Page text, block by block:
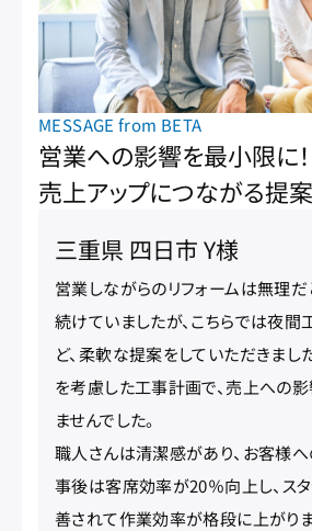
MESSAGE from BETA
営業への影響を最小限に！
売上アップにつながる提
三重県 四日市 Y様
営業しながらのリフォームは無理
続けていましたが、こちらでは夜
ど、柔軟な提案をしていただきまし
を考慮した工事計画で、売上への
ませんでした。
職人さんは清潔感があり、お客様
事後は客席効率が20％向上し、ス
善されて作業効率が格段に上がり